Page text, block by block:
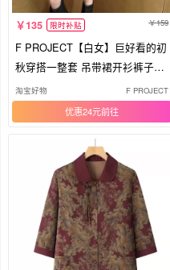
135 限时补贴 159
F PROJECT【白女】巨好看的初
秋穿搭一整套 吊带裙开衫裤子套
装
淘宝好物 F PROJECT
优惠24元